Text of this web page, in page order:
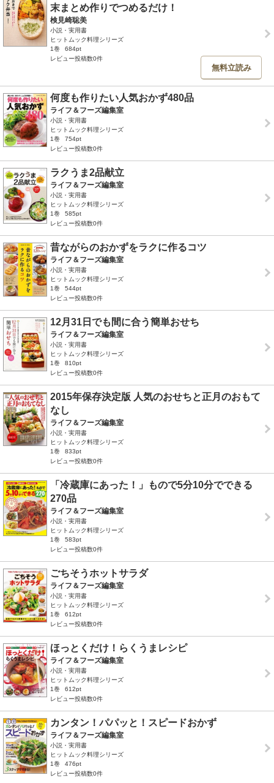
末まとめ作りでつめるだけ！
検見崎聡美
小説・実用書
ヒットムック料理シリーズ
1巻
684pt
レビュー投稿数0件
無料立読み
何度も作りたい人気おかず480品
ライフ＆フーズ編集室
小説・実用書
ヒットムック料理シリーズ
1巻
754pt
レビュー投稿数0件
ラクうま2品献立
ライフ＆フーズ編集室
小説・実用書
ヒットムック料理シリーズ
1巻
585pt
レビュー投稿数0件
昔ながらのおかずをラクに作るコツ
ライフ＆フーズ編集室
小説・実用書
ヒットムック料理シリーズ
1巻
544pt
レビュー投稿数0件
12月31日でも間に合う簡単おせち
ライフ＆フーズ編集室
小説・実用書
ヒットムック料理シリーズ
1巻
810pt
レビュー投稿数0件
2015年保存決定版 人気のおせちと正月のおもて
なし
ライフ＆フーズ編集室
小説・実用書
ヒットムック料理シリーズ
1巻
833pt
レビュー投稿数0件
「冷蔵庫にあった！」もので5分10分でできる
270品
ライフ＆フーズ編集室
小説・実用書
ヒットムック料理シリーズ
1巻
583pt
レビュー投稿数0件
ごちそうホットサラダ
ライフ＆フーズ編集室
小説・実用書
ヒットムック料理シリーズ
1巻
612pt
レビュー投稿数0件
ほっとくだけ！らくうまレシピ
ライフ＆フーズ編集室
小説・実用書
ヒットムック料理シリーズ
1巻
612pt
レビュー投稿数0件
カンタン！パパッと！スピードおかず
ライフ＆フーズ編集室
小説・実用書
ヒットムック料理シリーズ
1巻
476pt
レビュー投稿数0件